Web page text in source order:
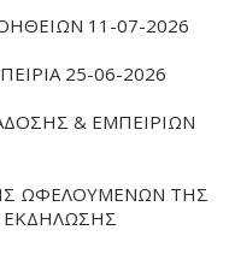
11-07-2026
25-06-2026
& ΕΜΠΕΙΡΙΩΝ
ΩΦΕΛΟΥΜΕΝΩΝ ΤΗΣ
ΕΚΔΗΛΩΣΗΣ